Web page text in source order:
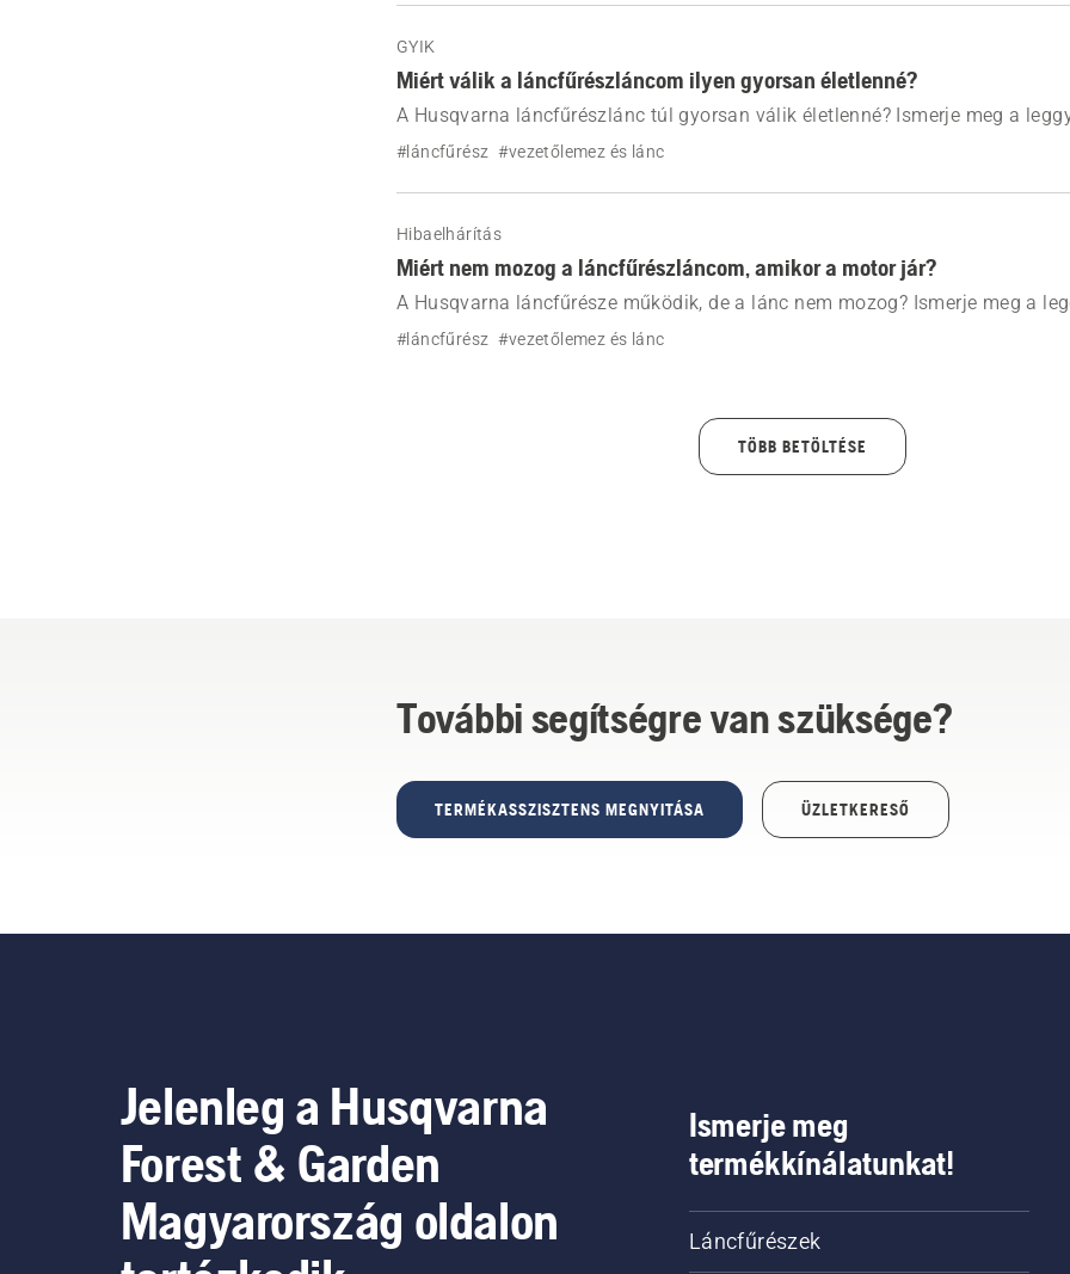
GYIK
Miért válik a láncfűrészláncom ilyen gyorsan életlenné?
A Husqvarna láncfűrészlánc túl gyorsan válik életlenné? Ismerje meg a
okokat, például a szennyeződést, a nem megfelelő élezést vagy a feszítési
#láncfűrész #vezetőlemez és lánc
Hibaelhárítás
Miért nem mozog a láncfűrészláncom, amikor a motor jár?
A Husqvarna láncfűrésze működik, de a lánc nem mozog? Ismerje meg a
okokat, például a láncféket, a feszítési problémákat vagy a kenési
#láncfűrész #vezetőlemez és lánc
TÖBB BETÖLTÉSE
További segítségre van szüksége?
TERMÉKASSZISZTENS MEGNYITÁSA ÜZLETKERESŐ
Jelenleg a Husqvarna
Forest & Garden
Magyarország oldalon
Ismerje meg
termékkínálatunkat!
Láncfűrészek